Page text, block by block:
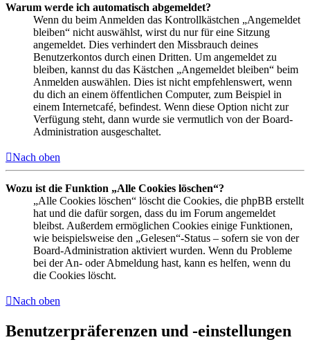
Warum werde ich automatisch abgemeldet?
Wenn du beim Anmelden das Kontrollkästchen „Angemeldet
bleiben“ nicht auswählst, wirst du nur für eine Sitzung
angemeldet. Dies verhindert den Missbrauch deines
Benutzerkontos durch einen Dritten. Um angemeldet zu
bleiben, kannst du das Kästchen „Angemeldet bleiben“ beim
Anmelden auswählen. Dies ist nicht empfehlenswert, wenn
du dich an einem öffentlichen Computer, zum Beispiel in
einem Internetcafé, befindest. Wenn diese Option nicht zur
Verfügung steht, dann wurde sie vermutlich von der Board-
Administration ausgeschaltet.
Nach oben
Wozu ist die Funktion „Alle Cookies löschen“?
„Alle Cookies löschen“ löscht die Cookies, die phpBB erstellt
hat und die dafür sorgen, dass du im Forum angemeldet
bleibst. Außerdem ermöglichen Cookies einige Funktionen,
wie beispielsweise den „Gelesen“-Status – sofern sie von der
Board-Administration aktiviert wurden. Wenn du Probleme
bei der An- oder Abmeldung hast, kann es helfen, wenn du
die Cookies löscht.
Nach oben
Benutzerpräferenzen und -einstellungen